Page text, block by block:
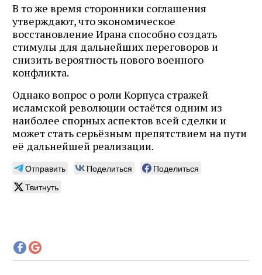
В то же время сторонники соглашения
утверждают, что экономическое
восстановление Ирана способно создать
стимулы для дальнейших переговоров и
снизить вероятность нового военного
конфликта.
Однако вопрос о роли Корпуса стражей
исламской революции остаётся одним из
наиболее спорных аспектов всей сделки и
может стать серьёзным препятствием на пути
её дальнейшей реализации.
Отправить Поделиться
Поделиться
Твитнуть